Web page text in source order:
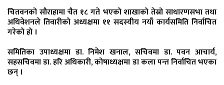
चितवनको सौराहामा चैत १८ गते भएको शाखाको तेस्रो साधारणसभा तथा
अधिवेशनले तिवारीको अध्यक्षमा ११ सदस्यीय नयाँ कार्यसमिति निर्वाचित
गरेको हो ।
समितिका उपाध्यक्षमा डा. निमेश खनाल, सचिवमा डा. पवन आचार्य,
सहसचिवमा डा. हरि अधिकारी, कोषाध्यक्षमा डा कला पन्त निर्वाचित भएका
छन् ।